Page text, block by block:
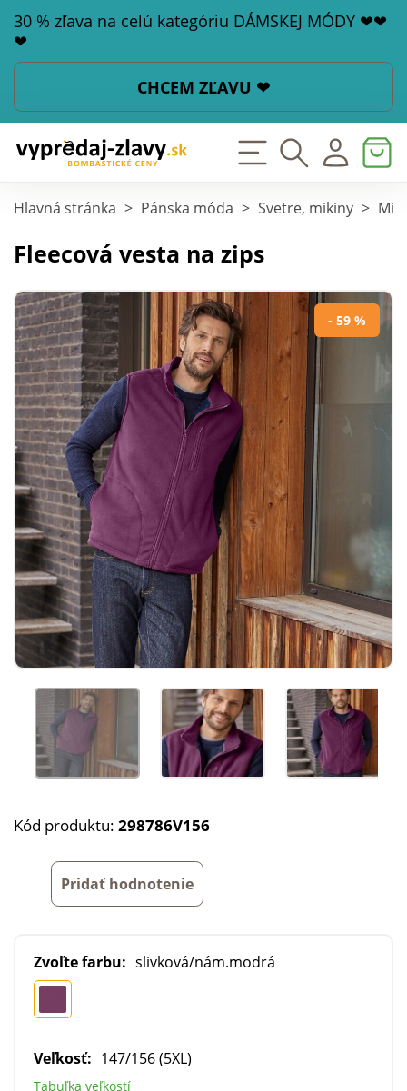
30 % zľava na celú kategóriu DÁMSKEJ MÓDY ❤❤
❤
CHCEM ZĽAVU ❤
Hlavná stránka > Pánska móda > Svetre, mikiny >
Fleecová vesta na zips
- 59 %
Kód produktu: 298786V156
Pridať hodnotenie
Zvoľte farbu: slivková/nám.modrá
Veľkosť: 147/156 (5XL)
Tabuľka veľkostí